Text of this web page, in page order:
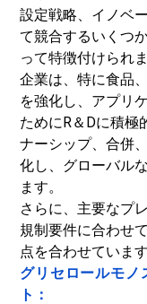
設定戦略、イノベ
て競合するいくつ
って特徴付けられま
企業は、特に食品
を強化し、アプリ
ためにR＆Dに積極
ナーシップ、合併
化し、グローバル
ます。
さらに、主要なプ
規制要件に合わせ
点を合わせています
グリセロールモノ
ト：